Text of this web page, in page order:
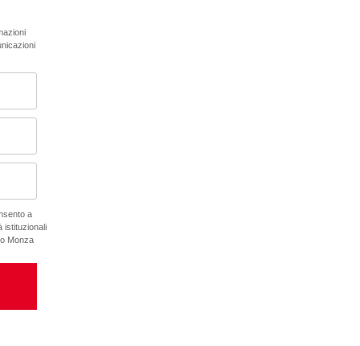
a
istituzionali
Monza